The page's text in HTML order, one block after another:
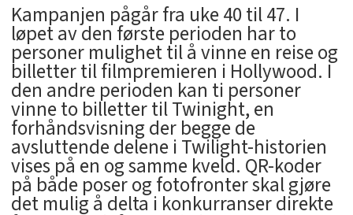
Kampanjen pågår fra uke 40 til 47. I
løpet av den første perioden har to
personer mulighet til å vinne en reise og
billetter til filmpremieren i Hollywood. I
den andre perioden kan ti personer
vinne to billetter til Twinight, en
forhåndsvisning der begge de
avsluttende delene i Twilight-historien
vises på en og samme kveld. QR-koder
på både poser og fotofronter skal gjøre
det mulig å delta i konkurranser direkte